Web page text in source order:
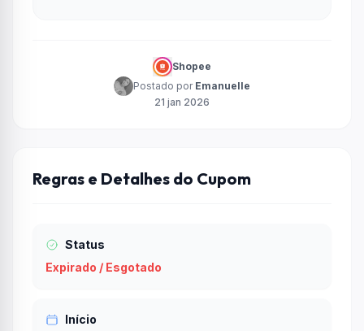
Shopee
Postado por Emanuelle
21 jan 2026
Regras e Detalhes do Cupom
Status
Expirado / Esgotado
Início